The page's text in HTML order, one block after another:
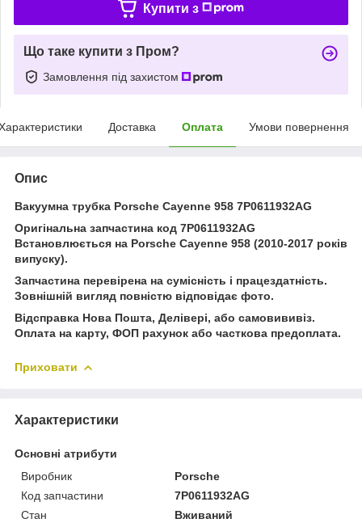
Купити з
Що таке купити з Пром?
Замовлення під захистом
Доставка Оплата Умови повернення
Опис
Вакуумна трубка Porsche Cayenne 958 7P0611932AG
Оригінальна запчастина код 7P0611932AG
Встановлюється на Porsche Cayenne 958 (2010-2017 років
випуску).
Запчастина перевірена на сумісність і працездатність.
Зовнішній вигляд повністю відповідає фото.
Відсправка Нова Пошта, Делівері, або самовививіз.
Оплата на карту, ФОП рахунок або часткова предоплата.
Приховати
Характеристики
Основні атрибути
Виробник
Porsche
Код запчастини
7P0611932AG
Стан
Вживаний